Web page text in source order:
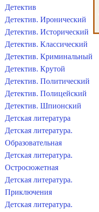
Детектив
Детектив. Иронический
Детектив. Исторический
Детектив. Классический
Детектив. Криминальный
Детектив. Крутой
Детектив. Политический
Детектив. Полицейский
Детектив. Шпионский
Детская литература
Детская литература.
Образовательная
Детская литература.
Остросюжетная
Детская литература.
Приключения
Детская литература.